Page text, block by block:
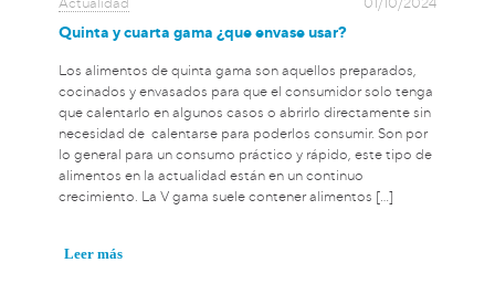
Quinta y cuarta gama ¿que envase usar?
Los alimentos de quinta gama son aquellos preparados,
cocinados y envasados para que el consumidor solo tenga
que calentarlo en algunos casos o abrirlo directamente sin
necesidad de calentarse para poderlos consumir. Son por
lo general para un consumo práctico y rápido, este tipo de
alimentos en la actualidad están en un continuo
crecimiento. La V gama suele contener alimentos […]
Leer más